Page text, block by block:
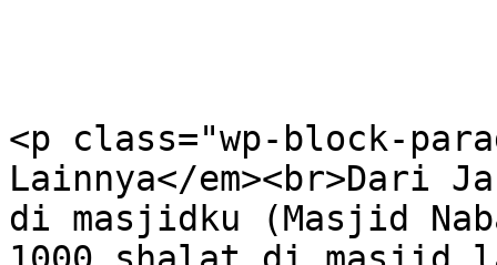
<p class="wp-block-
Lainnya</em><br>Dari
di masjidku (Masjid